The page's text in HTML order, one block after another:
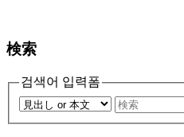
検索
검색어 입력폼